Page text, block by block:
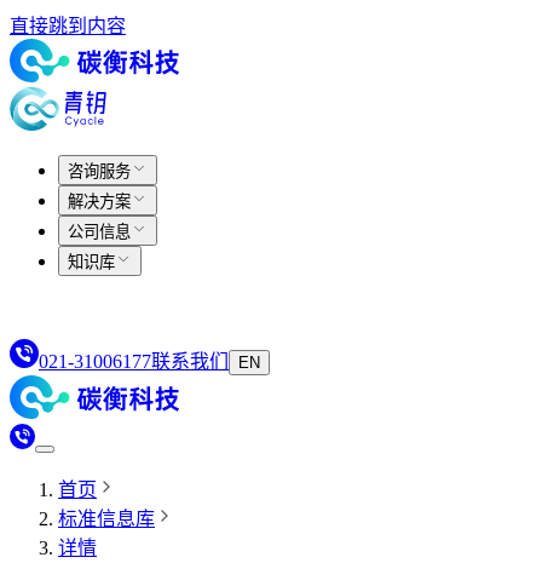
直接跳到内容
咨询服务
解决方案
公司信息
知识库
021-31006177联系我们 EN
首页
标准信息库
详情